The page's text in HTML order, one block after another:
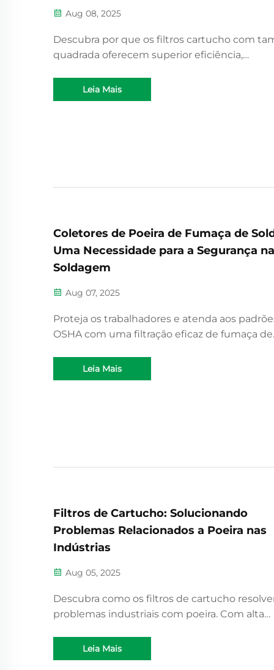
Aug 08, 2025
Descubra por que os filtros cartucho com
quadrada oferecem superior eficiência,
farmacêutica, eletrônica e outras. Explore
essenciais de seleção e manutenção.
Leia Mais
Coletores de Poeira de Fumaça de
Uma Necessidade para a Segurança na
Soldagem
Aug 07, 2025
Proteja os trabalhadores e atenda aos
OSHA com uma filtração eficaz de fumaça de
reduzem riscos à saúde e garantem
regulatória. Saiba mais.
Leia Mais
Filtros de Cartucho: Solucionando
Problemas Relacionados a Poeira nas
Indústrias
Aug 05, 2025
Descubra como os filtros de cartucho
problemas industriais com poeira. Com alta
eles melhoram a segurança e atendem às
regulamentações mais rigorosas.
Leia Mais